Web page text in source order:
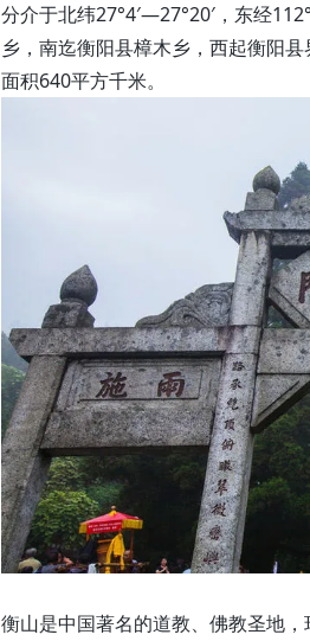
分介于北纬27°4′—27°20′，东经
乡，南迄衡阳县樟木乡，西起衡阳
面积640平方千米。
衡山是中国著名的道教、佛教圣地